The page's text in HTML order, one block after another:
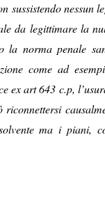
sussistendo nessun
da legittimare la
la norma penale
come ad
ex art 643 c.p,
ma i piani,